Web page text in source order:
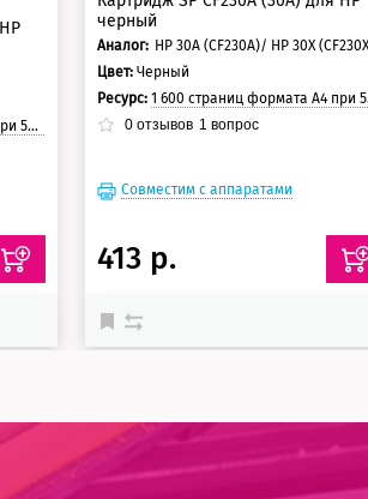
черный
Аналог:
Цвет: Черный
Ресурс: 1 600 страниц формата А4 при 5% заполнении страницы.
0отзывов 1 вопрос
Совместим с аппаратами
413 р.